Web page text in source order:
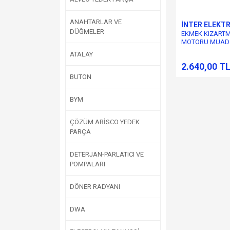
ANAHTARLAR VE
DÜĞMELER
ATALAY
BUTON
BYM
ÇÖZÜM ARİSCO YEDEK
PARÇA
DETERJAN-PARLATICI VE
POMPALARI
DÖNER RADYANI
DWA
İNTER
EKMEK
MOTORU
2.640,00 TL